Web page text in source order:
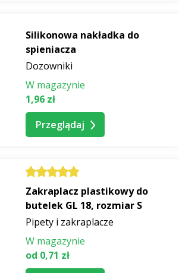
Silikonowa nakładka do
spieniacza
Dozowniki
W magazynie
1,96 zł
Przeglądaj
Zakraplacz plastikowy do
butelek GL 18, rozmiar S
Pipety i zakraplacze
W magazynie
od 0,71 zł